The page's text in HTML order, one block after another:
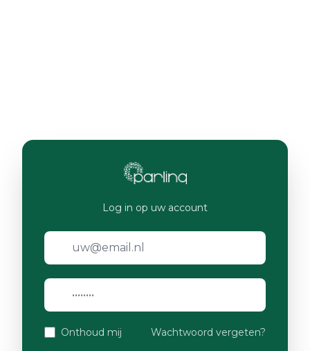
Log in op uw account
Onthoud mij Wachtwoord vergeten?